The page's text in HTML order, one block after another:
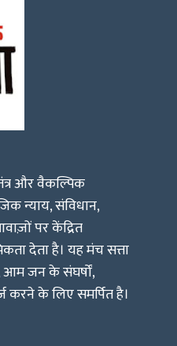
और वैकल्पिक
न्याय, संविधान,
पर केंद्रित
देता है। यह मंच सत्ता
आम जन के संघर्षों,
करने के लिए समर्पित है।